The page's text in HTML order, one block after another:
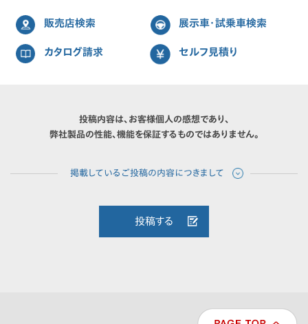
販売店検索 展示車・試乗車検索
カタログ請求 セルフ見積り
投稿内容は、お客様個人の感想であり、
弊社製品の性能、機能を保証するものではありません。
投稿する